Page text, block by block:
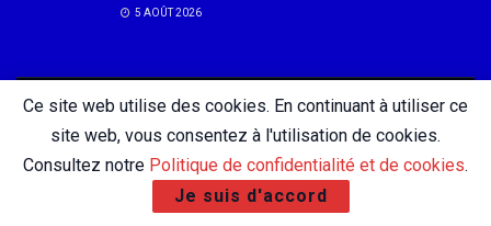
5 AOÛT 2026
Advertise Privacy & Policy Contact
© 2026 AfricatureMedia.com - Tous droits réservés |
Ce site web utilise des cookies. En continuant à utiliser ce
site web, vous consentez à l'utilisation de cookies.
Consultez notre Politique de confidentialité et de cookies.
Je suis d'accord